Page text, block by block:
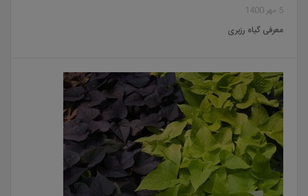
5 مهر 1400
معرفی گیاه رزبری